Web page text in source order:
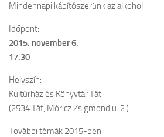
Mindennapi kábítószerünk az alkohol.
Időpont:
2015. november 6.
17.30
Helyszín:
Kultúrház és Könyvtár Tát
(2534 Tát, Móricz Zsigmond u. 2.)
További témák 2015-ben: